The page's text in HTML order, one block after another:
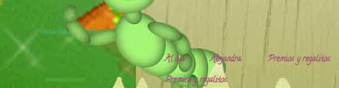
Al día Alejandra. Premios y regalitos.
Premios y regalitos.